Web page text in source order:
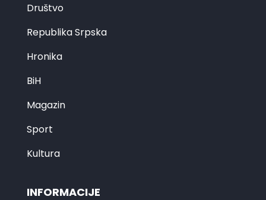
Društvo
Republika Srpska
Hronika
BiH
Magazin
Sport
Kultura
INFORMACIJE